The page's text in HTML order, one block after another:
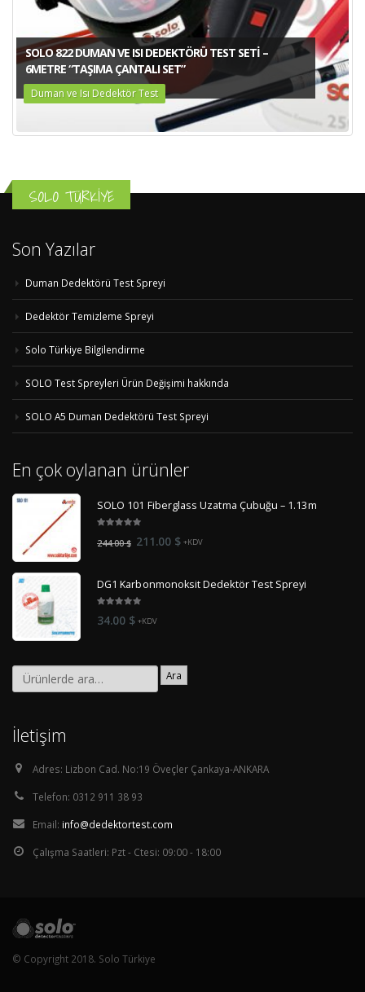
SOLO 822 DUMAN VE ISI DEDEKTÖRÜ TEST SETI –
6METRE “TAŞIMA ÇANTALI SET”
Duman ve Isı Dedektör Test
SOLO TÜRKİYE
Son Yazılar
Duman Dedektörü Test Spreyi
Dedektör Temizleme Spreyi
Solo Türkiye Bilgilendirme
SOLO Test Spreyleri Ürün Değişimi hakkında
SOLO A5 Duman Dedektörü Test Spreyi
En çok oylanan ürünler
SOLO 101 Fiberglass Uzatma Çubuğu – 1.13m
of 5
244.00$ Orijinal
244.00 $.
211.00 $Şu
fiyat:
+KDV
DG1 Karbonmonoksit Dedektör Test Spreyi
5.00 out
of 5
34.00 $ +KDV
Ara
İletişim
Adres: Lizbon Cad. No:19 Öveçler Çankaya-ANKARA
Telefon: 0312 911 38 93
Email: info@dedektortest.com
Çalışma Saatleri: Pzt - Ctesi: 09:00 - 18:00
© Copyright 2018. Solo Türkiye